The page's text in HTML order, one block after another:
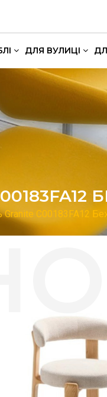
ДЛЯ ВУЛИЦІ
Granite C00183FA12